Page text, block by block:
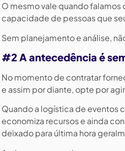
O mesmo vale quando
capacidade de pessoas que
Sem planejamento e análise,
#2 A antecedência é
No momento de contratar
e assim por diante, opte por
Quando a logística de eventos
economiza recursos e ainda
deixado para última hora